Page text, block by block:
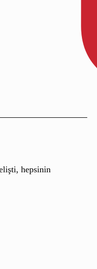
hepsinin